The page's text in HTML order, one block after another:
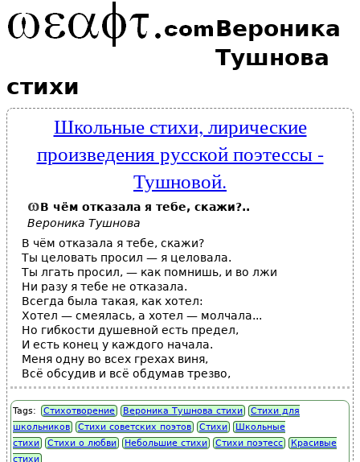
Вероника
Тушнова
стихи
Школьные стихи, лирические
произведения русской поэтессы -
Тушновой.
В чём отказала я тебе, скажи?..
Вероника Тушнова
В чём отказала я тебе, скажи?
Ты целовать просил — я целовала.
Ты лгать просил, — как помнишь, и во лжи
Ни разу я тебе не отказала.
Всегда была такая, как хотел:
Хотел — смеялась, а хотел — молчала...
Но гибкости душевной есть предел,
И есть конец у каждого начала.
Меня одну во всех грехах виня,
Всё обсудив и всё обдумав трезво,
Tags: Стихотворение Вероника Тушнова стихи
Стихи для
школьников
Стихи советских поэтов Стихи
Школьные
стихи
Стихи о любви Небольшие стихи Стихи поэтесс
Красивые
стихи